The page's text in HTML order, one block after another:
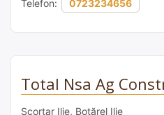
Telefon: 0723234656
Total Nsa Ag
Scorțar Ilie, Botărel Ilie